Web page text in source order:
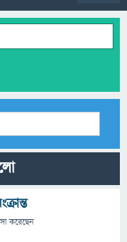
করেছেন